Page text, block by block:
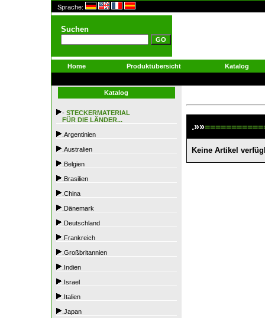
Sprache:
Suchen
Home Produktübersicht Katalog
Katalog
- STECKERMATERIAL
FÜR DIE LÄNDER...
.Argentinien
.Australien
.Belgien
.Brasilien
.China
.Dänemark
.Deutschland
.Frankreich
.Großbritannien
.Indien
.Israel
.Italien
.Japan
.»»
Keine Artikel